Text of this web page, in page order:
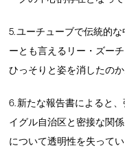
5. ユーチューブで伝統的
ーとも言えるリー・ズー
ひっそりと姿を消したの
6. 新たな報告書によると
イグル自治区と密接な関
について透明性を失って